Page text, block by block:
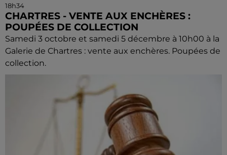
18h34
CHARTRES - VENTE AUX ENCHÈRES :
POUPÉES DE COLLECTION
Samedi 3 octobre et samedi 5 décembre à 10h00 à la
Galerie de Chartres : vente aux enchères. Poupées de
collection.